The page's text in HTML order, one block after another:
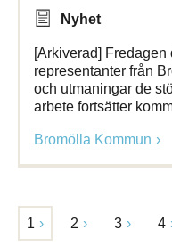
Nyhet
[Arkiverad]
representanter från
och utmaningar de
arbete fortsätter
Bromölla Kommun
1 2 3 4